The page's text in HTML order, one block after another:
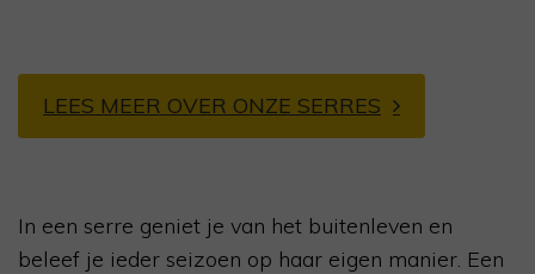
LEES MEER OVER ONZE SERRES
In een serre geniet je van het buitenleven en
beleef je ieder seizoen op haar eigen manier. Een